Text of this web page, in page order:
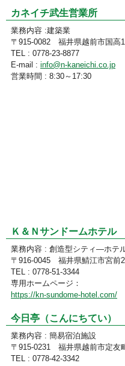
カネイチ武生営業所
業務内容 :建築業
〒915-0082 福井県越前市国高
TEL : 0778-23-8877
E-mail : info@n-kaneichi.co.jp
営業時間 : 8:30～17:30
Ｋ＆Ｎサンドームホテル
業務内容 : 創造型シティ―ホテ
〒916-0045 福井県鯖江市宮前
TEL : 0778-51-3344
専用ホームページ：
https://kn-sundome-hotel.com/
今日亭（こんにちてい）
業務内容 : 簡易宿泊施設
〒915-0231 福井県越前市定友
TEL : 0778-42-3342